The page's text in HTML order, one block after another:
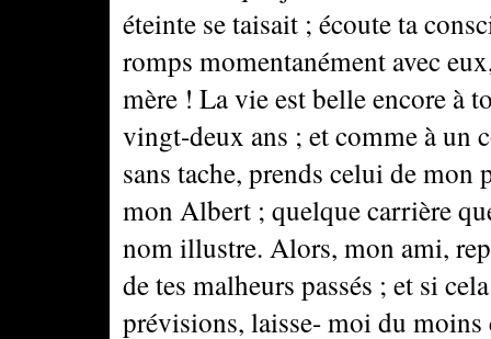
éteinte se taisait ; écoute ta
romps momentanément avec
mère ! La vie est belle encore à
vingt-deux ans ; et comme à un
sans tache, prends celui de mon
mon Albert ; quelque carrière
nom illustre. Alors, mon ami,
de tes malheurs passés ; et si
prévisions, laisse- moi du